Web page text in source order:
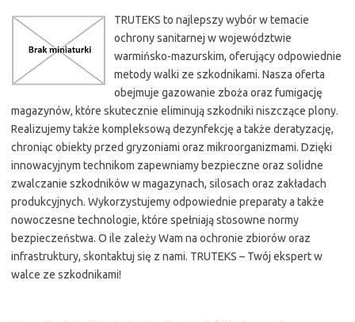
TRUTEKS to najlepszy wybór w temacie
ochrony sanitarnej w województwie
warmińsko-mazurskim, oferujący odpowiednie
metody walki ze szkodnikami. Nasza oferta
obejmuje gazowanie zboża oraz fumigację
magazynów, które skutecznie eliminują szkodniki niszczące plony.
Realizujemy także kompleksową dezynfekcję a także deratyzację,
chroniąc obiekty przed gryzoniami oraz mikroorganizmami. Dzięki
innowacyjnym technikom zapewniamy bezpieczne oraz solidne
zwalczanie szkodników w magazynach, silosach oraz zakładach
produkcyjnych. Wykorzystujemy odpowiednie preparaty a także
nowoczesne technologie, które spełniają stosowne normy
bezpieczeństwa. O ile zależy Wam na ochronie zbiorów oraz
infrastruktury, skontaktuj się z nami. TRUTEKS – Twój ekspert w
walce ze szkodnikami!